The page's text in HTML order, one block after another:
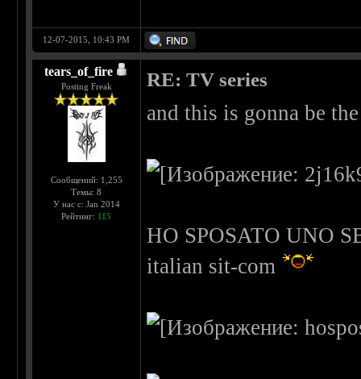
12-07-2015, 10:43 PM
tears_of_fire
Posting Freak
Сообщений: 1,255
Темы: 8
У нас с: Jan 2014
Рейтинг: 115
RE: TV series
and this is gonna be
HO SPOSATO UNO
italian sit-com